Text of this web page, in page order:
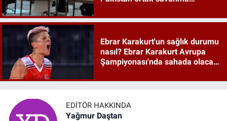
Ebrar Karakurt'un sağlık durumu
nasıl? Ebrar Karakurt Avrupa
Şampiyonası'nda sahada olacak
EDITÖR HAKKINDA
Yağmur Daştan